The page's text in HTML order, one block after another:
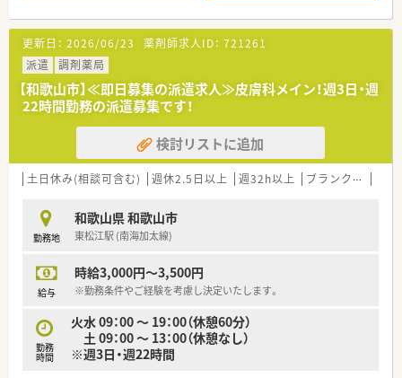
更新日： 2026/06/23 薬剤師求人ID： 721261
派遣
調剤薬局
【和歌山市】≪即日募集の派遣求人≫皮膚科メイン！週3日・週
22時間勤務の派遣募集です！
検討リストに追加
土日休み(相談可含む) 週休2.5日以上 週32h以上 ブランク可
勤務地
和歌山県 和歌山市
東松江駅 (南海加太線)
給与
時給3,000円～3,500円
※勤務条件やご経験を考慮し決定いたします。
勤務
時間
火水 09：00 ～ 19：00（休憩60分）
土 09：00 ～ 13：00（休憩なし）
※週3日・週22時間